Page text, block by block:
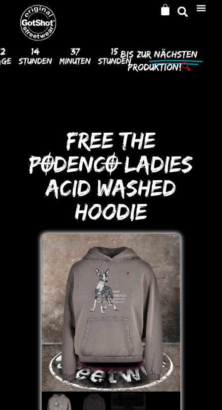
14
Stunden
37
Minuten
15
Stunden
Bis ZurNächsten
Produktion!🔍
FREE THE
PODENCO LADIES
ACID WASHED
HooDIE